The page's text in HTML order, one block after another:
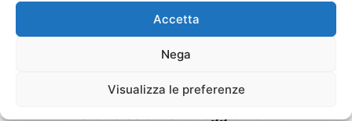
Accetta
Nega
Visualizza le preferenze
Costo Caldaie Beretta
Costo Caldaie BiasiPoggio Dei Fiori
Costo Caldaie Ferroli
Costo Caldaie JunkersPoggio Dei Fiori